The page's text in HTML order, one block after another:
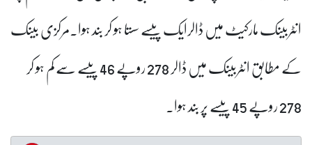
انٹربینک مارکیٹ میں ڈالرایک پیسے سستا ہو کر بند ہوا۔مرکزی بینک
کے مطابق انٹربینک میں ڈالر 278 روپے 46 پیسے سے کم ہو کر
278 روپے 45 پیسے پر بند ہوا۔